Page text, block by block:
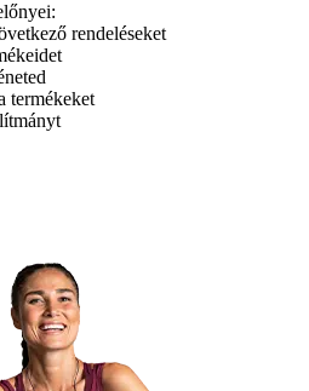
rendeléseket
termékeket